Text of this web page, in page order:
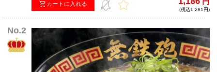
絡み合うことでそれぞれの旨みが爆発し、唯一無二の味わ
いとなる
カートに入れる
(税込1,281円)